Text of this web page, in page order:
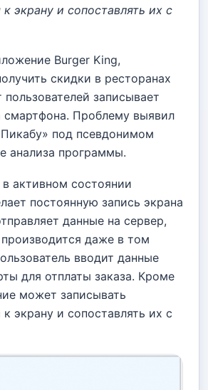
экрану и сопоставлять их с
Burger King,
скидки в ресторанах
пользователей записывает
смартфона. Проблему выявил
под псевдонимом
анализа программы.
активном состоянии
постоянную запись экрана
данные на сервер,
даже в том
вводит данные
для отплаты заказа. Кроме
может записывать
экрану и сопоставлять их с